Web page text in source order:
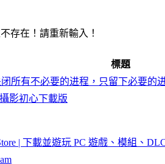
存在！請重新輸入！
標題
闭所有不必要的进程，只留下必要的
影初心下載版
| 下載並遊玩 PC 遊戲、模組、